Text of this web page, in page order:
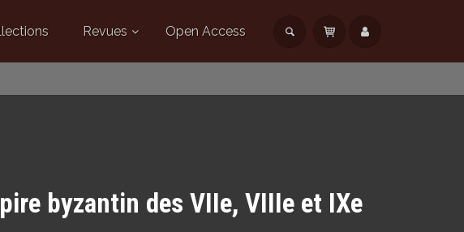
Revues Open Access
byzantin des VIIe, VIIIe et IXe